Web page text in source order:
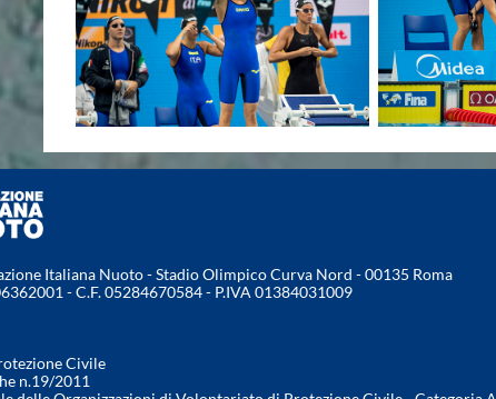
Italiana Nuoto - Stadio Olimpico Curva Nord - 00135 Roma
- C.F. 05284670584 - P.IVA 01384031009
Civile
n.19/2011